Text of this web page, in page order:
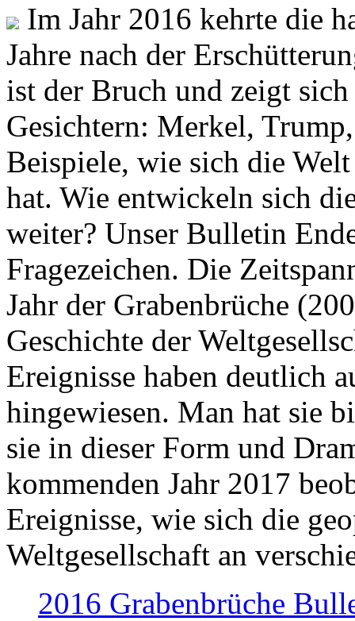
Im Jahr 2016 kehrte die
Jahre nach der
ist der Bruch und zeigt
Gesichtern: Merkel,
Beispiele, wie sich die
hat. Wie entwickeln sich
weiter? Unser Bulletin
Fragezeichen. Die
Jahr der Grabenbrüche
Geschichte der
Ereignisse haben deutlich
hingewiesen. Man hat sie
sie in dieser Form und
kommenden Jahr 2017
Ereignisse, wie sich die
Weltgesellschaft an
2016 Grabenbrüche